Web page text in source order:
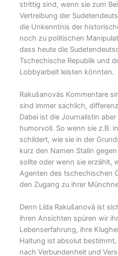
strittig sind, wenn sie zum
Vertreibung der
die Unkenntnis der
noch zu politischen
dass heute die
Tschechische Republik und
Lobbyarbeit leisten könnten.
Rakušanovás Kommentare
sind immer sachlich,
Dabei ist die Journalistin
humorvoll. So wenn sie z.B.
schildert, wie sie in der
kurz den Namen Stalin
sollte oder wenn sie erzählt,
Agenten des tschechischen
den Zugang zu ihrer
Denn Lída Rakušanová ist
ihren Ansichten spüren wir
Lebenserfahrung, ihre
Haltung ist absolut
nach Verbundenheit und